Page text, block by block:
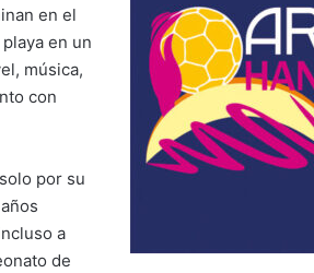
en el
en un
música,
con
por su
a
de